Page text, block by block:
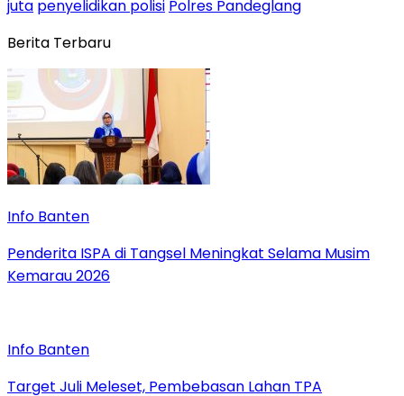
juta penyelidikan polisi Polres Pandeglang
Berita Terbaru
Info Banten
Penderita ISPA di Tangsel Meningkat Selama Musim
Kemarau 2026
Info Banten
Target Juli Meleset, Pembebasan Lahan TPA